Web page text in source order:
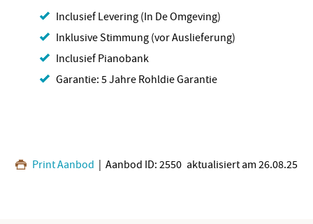
Inclusief Levering (In De Omgeving)
Inklusive Stimmung (vor Auslieferung)
Inclusief Pianobank
Garantie: 5 Jahre Rohldie Garantie
Print Aanbod | Aanbod ID: 2550 aktualisiert am 26.08.25